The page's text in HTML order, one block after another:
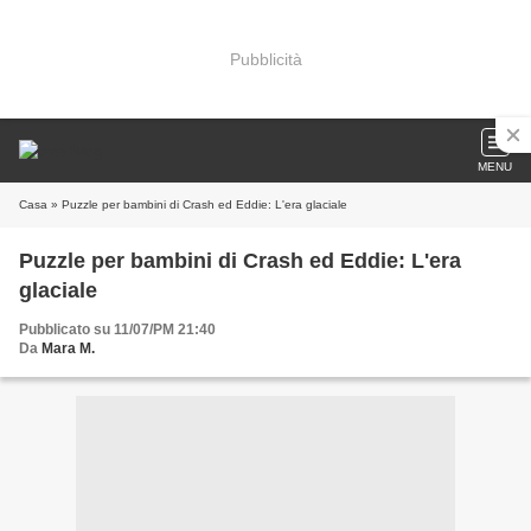
Pubblicità
MENU
Casa » Puzzle per bambini di Crash ed Eddie: L'era glaciale
Puzzle per bambini di Crash ed Eddie: L'era
glaciale
Pubblicato su 11/07/PM 21:40
Da Mara M.